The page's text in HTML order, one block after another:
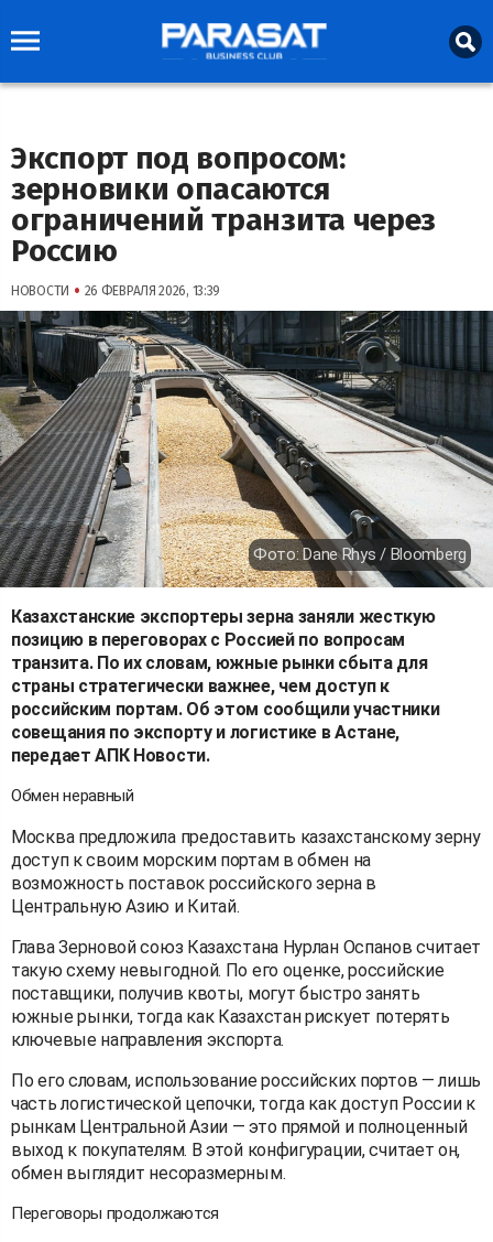
Экспорт под вопросом:
зерновики опасаются
ограничений транзита через
Россию
НОВОСТИ • 26 ФЕВРАЛЯ 2026, 13:39
Фото: Dane Rhys / Bloomberg
Казахстанские экспортеры зерна заняли жесткую
позицию в переговорах с Россией по вопросам
транзита. По их словам, южные рынки сбыта для
страны стратегически важнее, чем доступ к
российским портам. Об этом сообщили участники
совещания по экспорту и логистике в Астане,
передает АПК Новости.
Обмен неравный
Москва предложила предоставить казахстанскому зерну
доступ к своим морским портам в обмен на
возможность поставок российского зерна в
Центральную Азию и Китай.
Глава Зерновой союз Казахстана Нурлан Оспанов считает
такую схему невыгодной. По его оценке, российские
поставщики, получив квоты, могут быстро занять
южные рынки, тогда как Казахстан рискует потерять
ключевые направления экспорта.
По его словам, использование российских портов — лишь
часть логистической цепочки, тогда как доступ России к
рынкам Центральной Азии — это прямой и полноценный
выход к покупателям. В этой конфигурации, считает он,
обмен выглядит несоразмерным.
Переговоры продолжаются